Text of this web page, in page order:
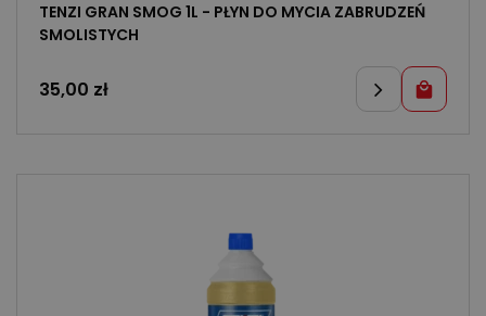
TENZI GRAN SMOG 1L - PŁYN DO MYCIA ZABRUDZEŃ
SMOLISTYCH
35,00 zł